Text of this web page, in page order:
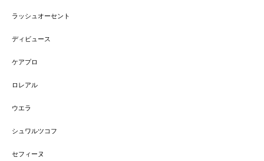
ラッシュオーセント
ディビュース
ケアプロ
ロレアル
ウエラ
シュワルツコフ
セフィーヌ